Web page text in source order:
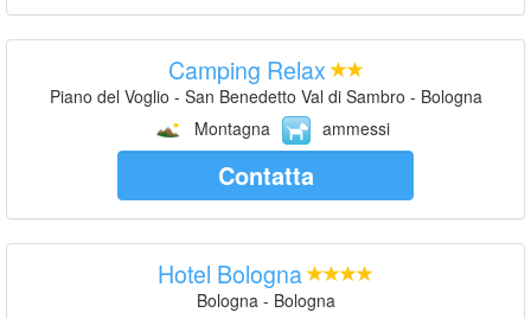
Camping Relax
Piano del Voglio - San Benedetto Val di Sambro - Bologna
Montagna
ammessi
Contatta
Hotel Bologna
Bologna - Bologna